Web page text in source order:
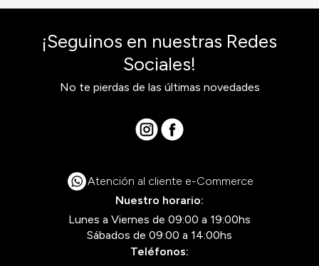
¡Seguinos en nuestras Redes
Sociales!
No te pierdas de las últimas novedades
Atención al cliente e-Commerce
Nuestro horario:
Lunes a Viernes de 09:00 a 19:00hs
Sábados de 09:00 a 14:00hs
Teléfonos: